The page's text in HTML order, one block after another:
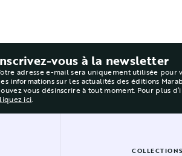
vous à la newsletter
adresse e-mail sera uniquement utilisée pour
informations sur les actualités des éditions
vous désinscrire à tout moment. Pour plus
ici.
COLLECTIONS